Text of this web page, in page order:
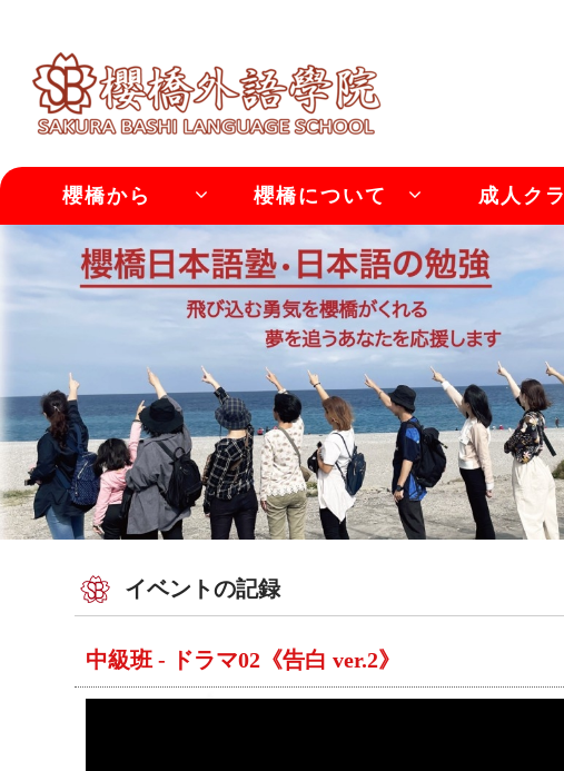
櫻橋から 櫻橋について 成人ク
イベントの記録
中級班 - ドラマ02《告白 ver.2》